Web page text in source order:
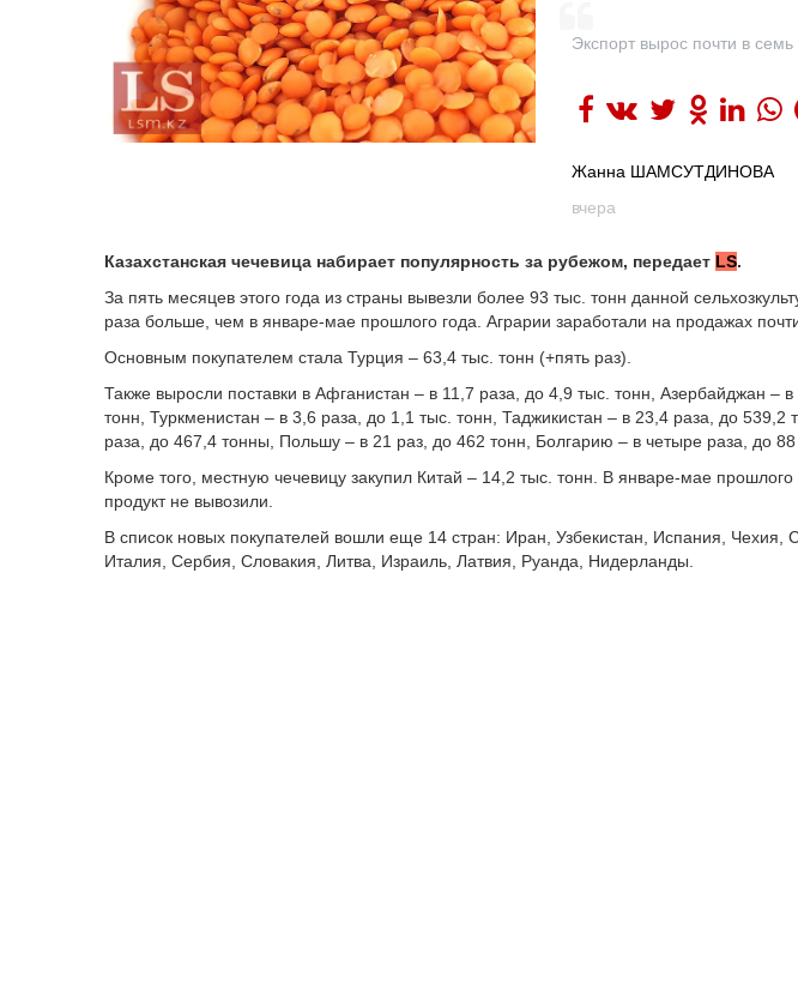
Экспорт вырос почти в семь
Жанна ШАМСУТДИНОВА
вчера
Казахстанская чечевица набирает популярность за рубежом, передает LS.
За пять месяцев этого года из страны вывезли более 93 тыс. тонн данной
раза больше, чем в январе-мае прошлого года. Аграрии заработали на продажах
Основным покупателем стала Турция – 63,4 тыс. тонн (+пять раз).
Также выросли поставки в Афганистан – в 11,7 раза, до 4,9 тыс. тонн, Азербайджан – в
тонн, Туркменистан – в 3,6 раза, до 1,1 тыс. тонн, Таджикистан – в 23,4 раза, до 539,2
раза, до 467,4 тонны, Польшу – в 21 раз, до 462 тонн, Болгарию – в четыре раза, до 88
Кроме того, местную чечевицу закупил Китай – 14,2 тыс. тонн. В январе-мае
продукт не вывозили.
В список новых покупателей вошли еще 14 стран: Иран, Узбекистан, Испания, Чехия,
Италия, Сербия, Словакия, Литва, Израиль, Латвия, Руанда, Нидерланды.